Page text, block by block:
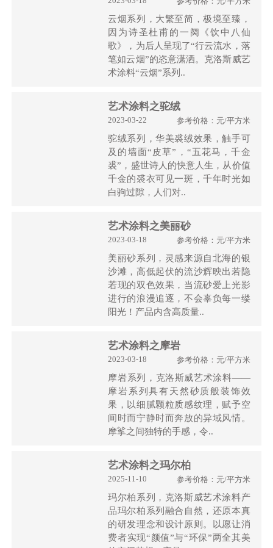
云烟系列，大繁至简，极境至臻，
因为诗圣杜甫的一阕《饮中八仙
歌》，为后人呈现了“行云流水，落
笔如云烟”的恣意潇洒。克洛斯威艺
术涂料“云烟”系列..
艺术涂料之驼绒
2023-03-22 参考价格：元/平方米
驼绒系列，华美裘绒效果，触手可
及的墙面“皮草”，“五花马，千金
裘”，盛世诗人的快意人生，从价值
千金的裘衣可见一斑，千年时光如
白驹过隙，人们对..
艺术涂料之美丽砂
2023-03-18 参考价格：元/平方米
美丽砂系列，灵感来源自北海的银
沙滩，高低起伏的流沙辉映出若隐
若现的双色效果，当流砂爱上光影
进行的浪漫追逐，不会辜负每一缕
阳光！产品内含高质量..
艺术涂料之摩岩
2023-03-18 参考价格：元/平方米
摩岩系列，克洛斯威艺术涂料——
摩岩系列具有天然砂质般装饰效
果，以细腻颗粒质感纹理，赋予空
间时而宁静时而奔放的异域风情。
摩挲之间独特的手感，令..
艺术涂料之玛尔柏
2025-11-10 参考价格：元/平方米
玛尔柏系列，克洛斯威艺术涂料产
品玛尔柏系列融合自然，还原本真
的研发理念和设计原则。以愿让消
费者实现“颜值”与“环保”两全其美